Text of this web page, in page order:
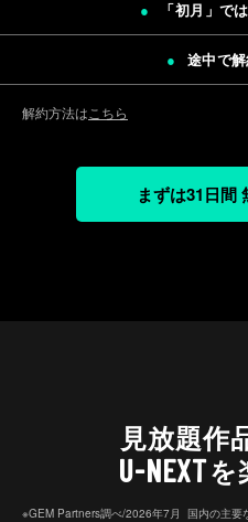
「初月」で
途中で
解約方法は こちら
まずは31日間
見放題作
U-NEXTを
※GEM Partners調べ/2026年7⽉ 国内の主要